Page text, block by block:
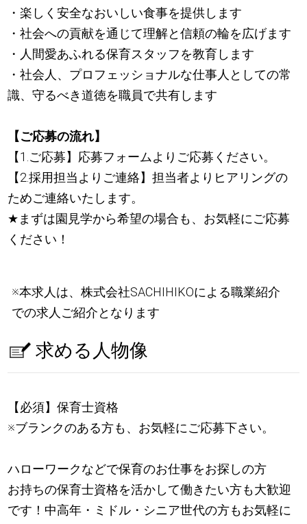
・楽しく安全なおいしい食事を提供します
・社会への貢献を通じて理解と信頼の輪を広げます
・人間愛あふれる保育スタッフを教育します
・社会人、プロフェッショナルな仕事人としての常
識、守るべき道徳を職員で共有します
【ご応募の流れ】
【1.ご応募】応募フォームよりご応募ください。
【2.採用担当よりご連絡】担当者よりヒアリングの
ためご連絡いたします。
★ まずは園見学から希望の場合も、お気軽にご応募
ください！
※本求人は、株式会社SACHIHIKOによる職業紹介
での求人ご紹介となります
求める人物像
【必須】保育士資格
※ブランクのある方も、お気軽にご応募下さい。
ハローワークなどで保育のお仕事をお探しの方
お持ちの保育士資格を活かして働きたい方も大歓迎
です！中高年・ミドル・シニア世代の方もお気軽に